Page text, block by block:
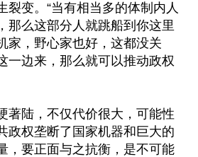
裂变。“当有相当多的体制内人
那么这部分人就跳船到你这里
家，野心家也好，这都没关
一边来，那么就可以推动政权
著陆，不仅代价很大，可能性
政权垄断了国家机器和巨大的
，要正面与之抗衡，是不可能